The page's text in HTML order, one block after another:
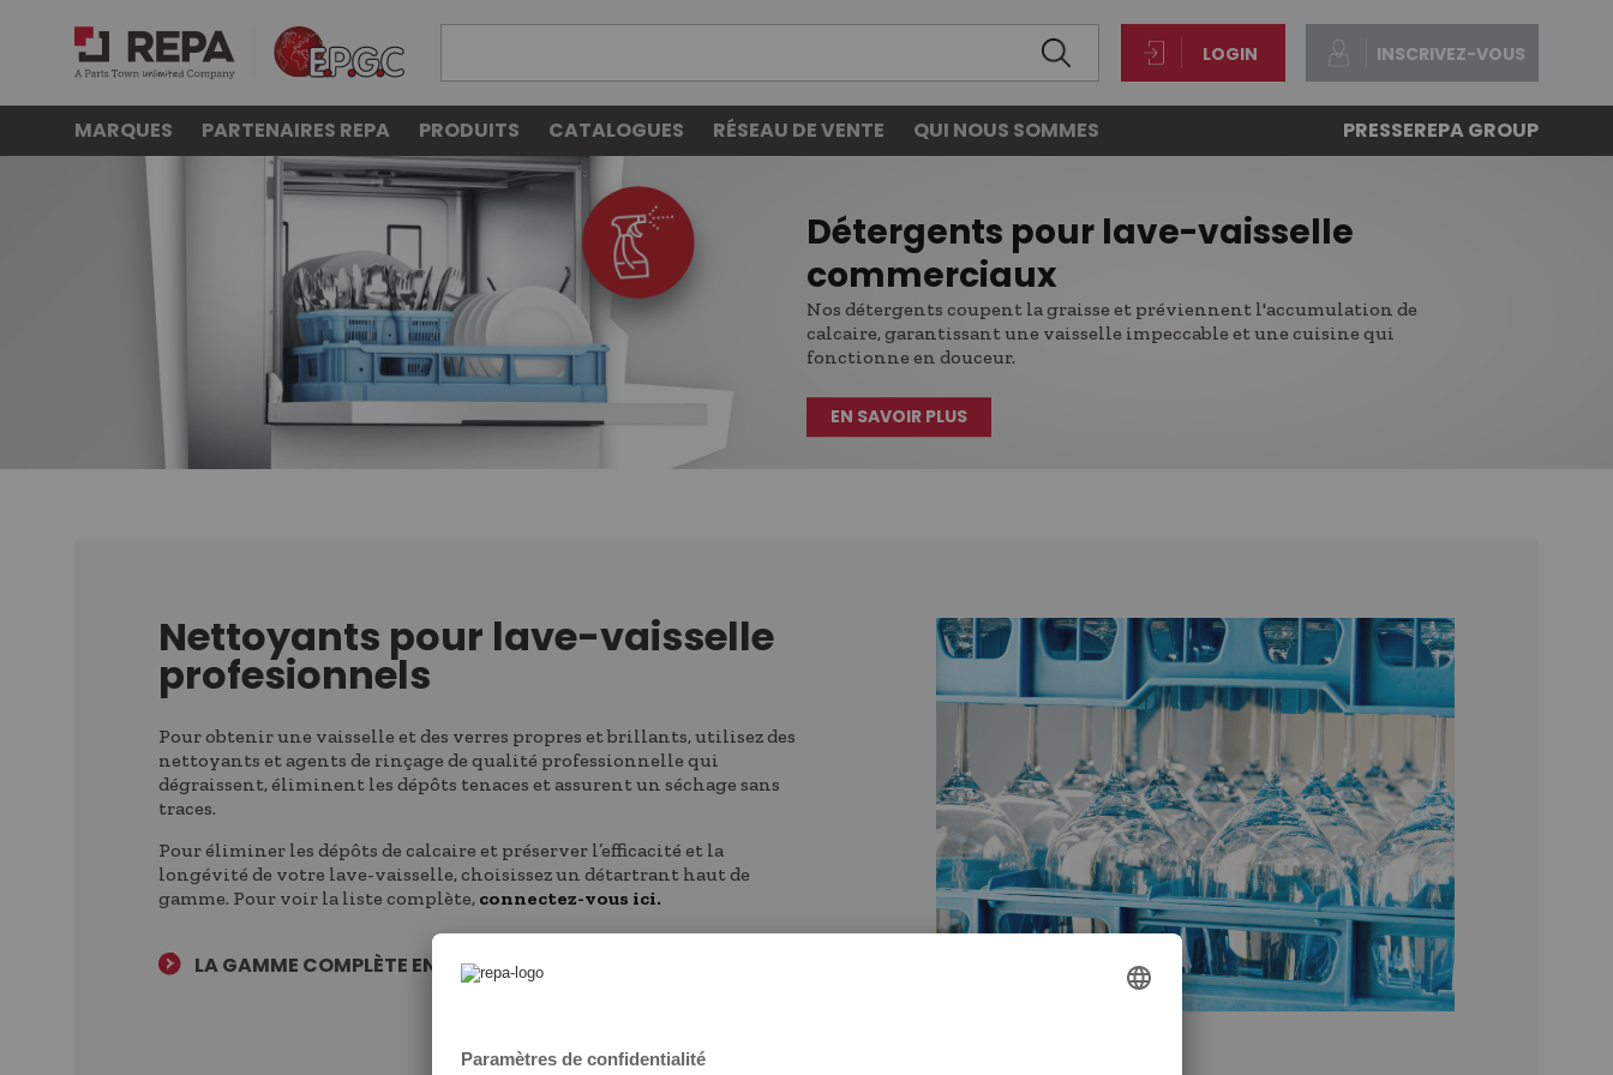
LOGIN INSCRIVEZ-VOUS
MARQUES PARTENAIRES REPA PRODUITS CATALOGUES RÉSEAU DE VENTE QUI NOUS SOMMES PRESSEREPA GROUP
Détergents pour lave-vaisselle
commerciaux
Nos détergents coupent la graisse et préviennent l'accumulation de
calcaire, garantissant une vaisselle impeccable et une cuisine qui
fonctionne en douceur.
EN SAVOIR PLUS
Nettoyants pour lave-vaisselle
profesionnels
Pour obtenir une vaisselle et des verres propres et brillants, utilisez des
nettoyants et agents de rinçage de qualité professionnelle qui
dégraissent, éliminent les dépôts tenaces et assurent un séchage sans
traces.
Pour éliminer les dépôts de calcaire et préserver l’efficacité et la
longévité de votre lave-vaisselle, choisissez un détartrant haut de
gamme. Pour voir la liste complète, connectez-vous ici.
LA GAMME COMPLÈTE EN UN CLIC